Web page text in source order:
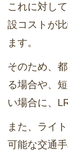
これに対し
設コストが
ます。
そのため、
る場合や、
い場合に、
また、ライ
可能な交通